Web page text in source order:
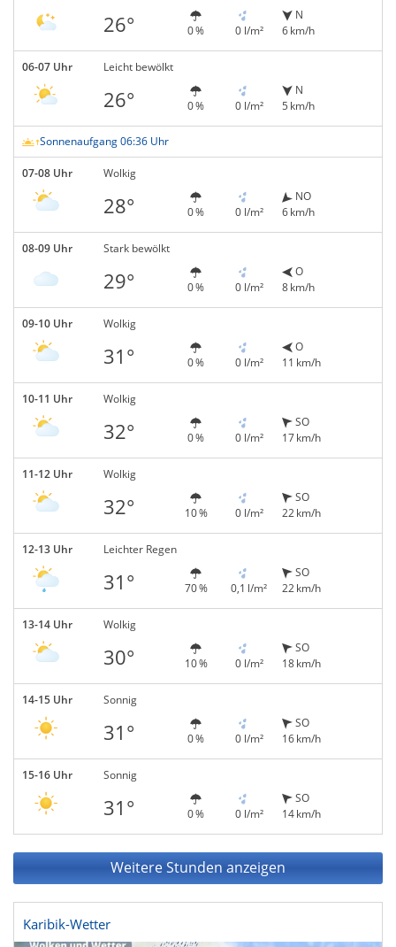
26° 0 % 0 l/m²
N
6 km/h
06-07 Uhr Leicht bewölkt
26° 0 % 0 l/m²
N
5 km/h
Sonnenaufgang 06:36 Uhr
07-08 Uhr Wolkig
28° 0 % 0 l/m²
NO
6 km/h
08-09 Uhr Stark bewölkt
29° 0 % 0 l/m²
O
8 km/h
09-10 Uhr Wolkig
31° 0 % 0 l/m²
O
11 km/h
10-11 Uhr Wolkig
32° 0 % 0 l/m²
SO
17 km/h
11-12 Uhr Wolkig
32° 10 % 0 l/m²
SO
22 km/h
12-13 Uhr Leichter Regen
31° 70 % 0,1 l/m²
SO
22 km/h
13-14 Uhr Wolkig
30° 10 % 0 l/m²
SO
18 km/h
14-15 Uhr Sonnig
31° 0 % 0 l/m²
SO
16 km/h
15-16 Uhr Sonnig
31° 0 % 0 l/m²
SO
14 km/h
Weitere Stunden anzeigen
Karibik-Wetter